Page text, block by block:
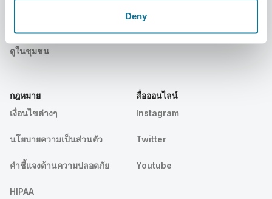
Deny
ดูในชุมชน
ศูนย์ช่วยเหลือ
กฎหมาย
เงื่อนไขต่างๆ
นโยบายความเป็นส่วนตัว
คําชี้แจงด้านความปลอดภัย
HIPAA
สื่อออนไลน์
Instagram
Twitter
Youtube